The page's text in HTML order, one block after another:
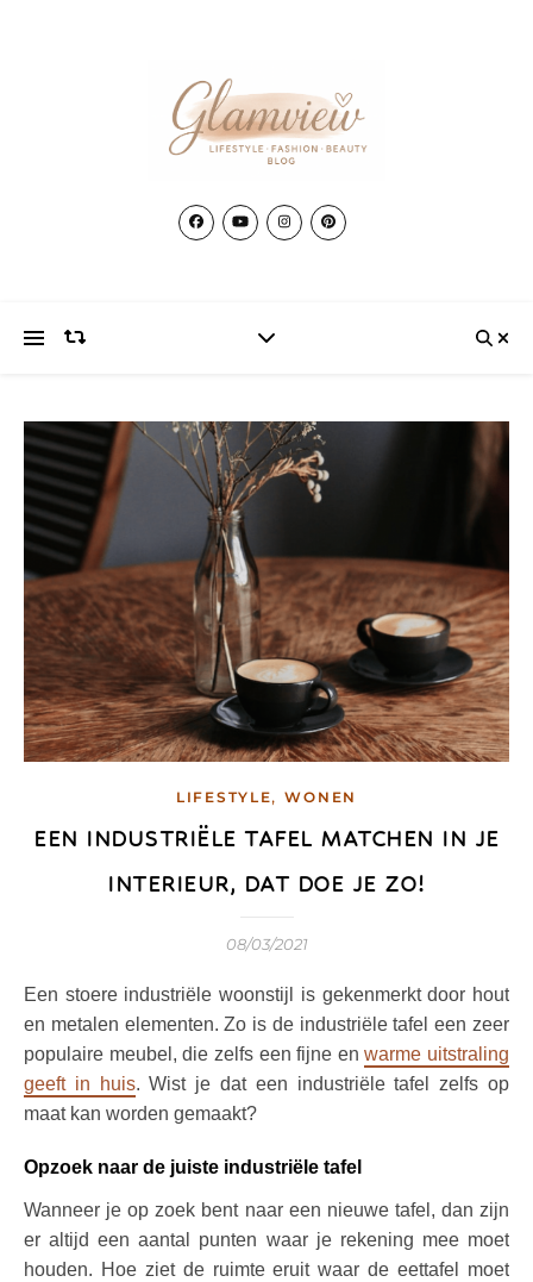
LIFESTYLE,WONEN
EEN INDUSTRIËLE TAFEL MATCHEN IN JE
INTERIEUR, DAT DOE JE ZO!
08/03/2021
Een stoere industriële woonstijl is gekenmerkt door hout
en metalen elementen. Zo is de industriële tafel een zeer
populaire meubel, die zelfs een fijne enwarme uitstraling
geeft in huis. Wist je dat een industriële tafel zelfs op
maat kan worden gemaakt?
Opzoek naar de juiste industriële tafel
Wanneer je op zoek bent naar een nieuwe tafel, dan zijn
er altijd een aantal punten waar je rekening mee moet
houden. Hoe ziet de ruimte eruit waar de eettafel moet